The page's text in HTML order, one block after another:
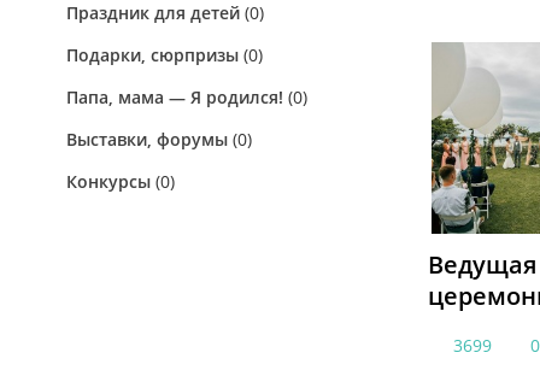
Праздник для детей(0)
Подарки, сюрпризы(0)
Папа, мама — Я родился! (0)
Выставки, форумы(0)
Конкурсы(0)
3699 0